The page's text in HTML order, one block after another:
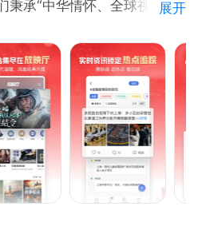
秉承“中华情怀、全球视野、
的一手信息，深入社会的深度
威、全面的新闻报道，带您直
凰的全球视野，我们连接中国
展开